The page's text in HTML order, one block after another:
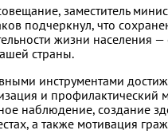
заместитель
подчеркнул, что
жизни населения
страны.
инструментами
и профилактический
наблюдение, создание
а также мотивация